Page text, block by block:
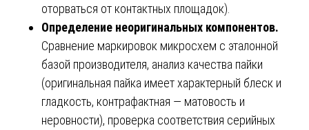
оторваться от контактных площадок).
Определение неоригинальных компонентов.
Сравнение маркировок микросхем с эталонной
базой производителя, анализ качества пайки
(оригинальная пайка имеет характерный блеск и
гладкость, контрафактная — матовость и
неровности), проверка соответствия серийных